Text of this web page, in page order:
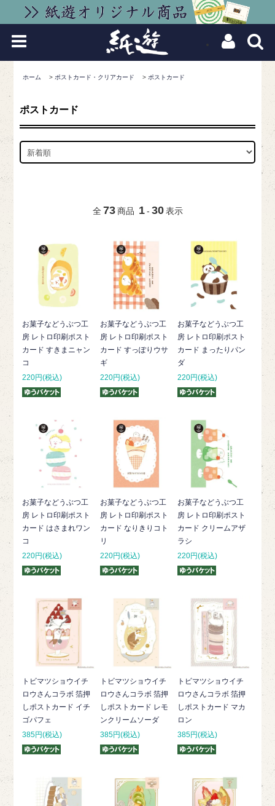
ホーム > ポストカード・クリアカード > ポストカード
ポストカード
全 73 商品 1 - 30 表示
お菓子などうぶつ工
房 レトロ印刷ポスト
カード すきまニャン
コ
220円(税込)
お菓子などうぶつ工
房 レトロ印刷ポスト
カード すっぽりウサ
ギ
220円(税込)
お菓子などうぶつ工
房 レトロ印刷ポスト
カード まったりパン
ダ
220円(税込)
お菓子などうぶつ工
房 レトロ印刷ポスト
カード はさまれワン
コ
220円(税込)
お菓子などうぶつ工
房 レトロ印刷ポスト
カード なりきりコト
リ
220円(税込)
お菓子などうぶつ工
房 レトロ印刷ポスト
カード クリームアザ
ラシ
220円(税込)
トビマツショウイチ
ロウさんコラボ 箔押
しポストカード イチ
ゴパフェ
385円(税込)
トビマツショウイチ
ロウさんコラボ 箔押
しポストカード レモ
ンクリームソーダ
385円(税込)
トビマツショウイチ
ロウさんコラボ 箔押
しポストカード マカ
ロン
385円(税込)